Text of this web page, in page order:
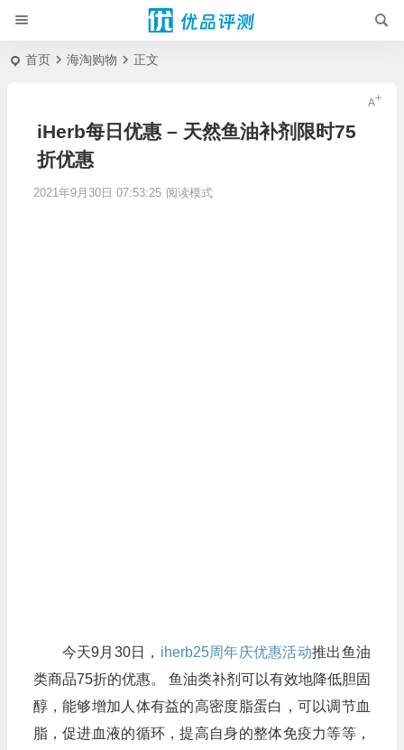
首页 海淘购物 正文
iHerb每日优惠 – 天然鱼油补剂限时75
折优惠
2021年9月30日 07:53:25 阅读模式
今天9月30日， iherb25周年庆优惠活动推出鱼油
类商品75折的优惠。 鱼油类补剂可以有效地降低胆固
醇，能够增加人体有益的高密度脂蛋白，可以调节血
脂，促进血液的循环，提高自身的整体免疫力等等，